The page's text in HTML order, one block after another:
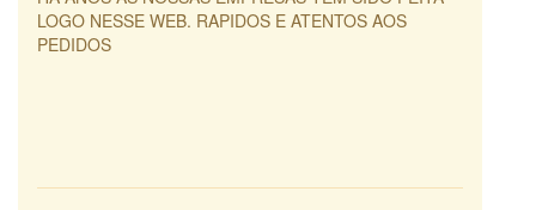
LOGO NESSE WEB. RAPIDOS E ATENTOS AOS
PEDIDOS